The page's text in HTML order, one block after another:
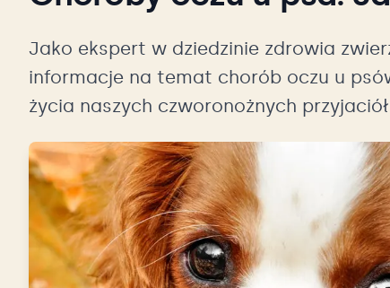
Jako ekspert w dziedzinie zdrowia
informacje na temat chorób oczu u
życia naszych czworonożnych